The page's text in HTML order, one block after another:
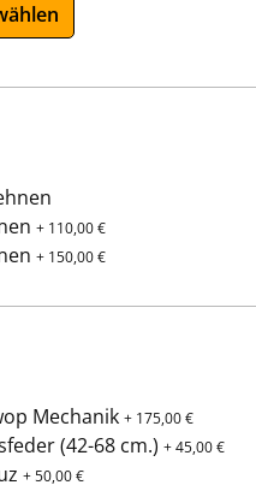
+ 110,00 €
+ 150,00 €
Mechanik + 175,00 €
(42-68 cm.) + 45,00 €
+ 50,00 €